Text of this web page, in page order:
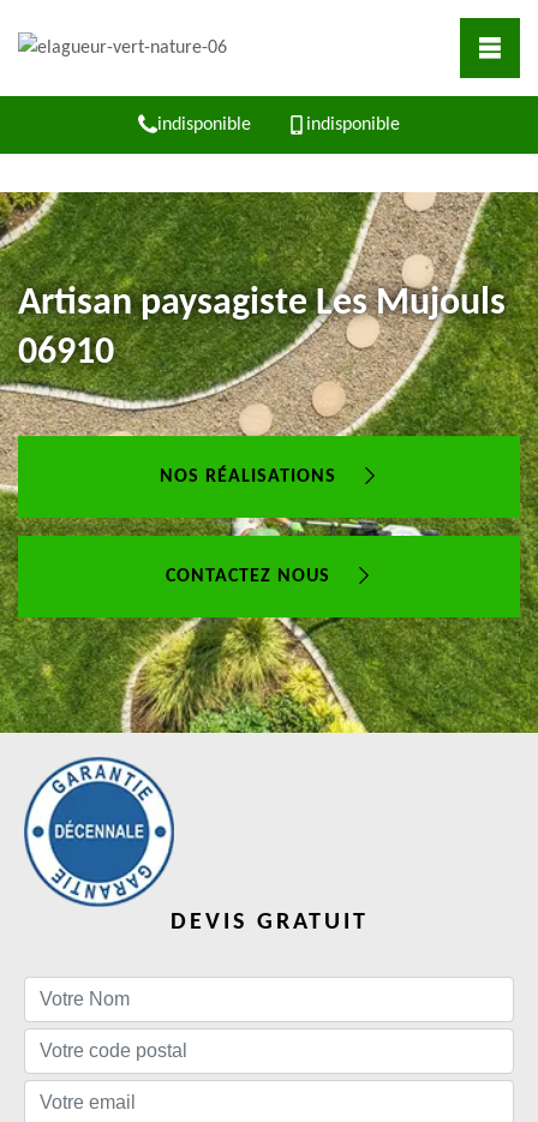
indisponible indisponible
Artisan paysagiste Les Mujouls
06910
NOS RÉALISATIONS
CONTACTEZ NOUS
DEVIS GRATUIT